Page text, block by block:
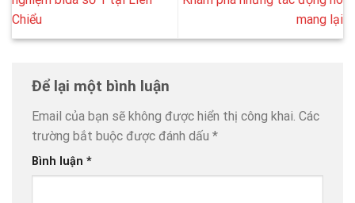
Chiểu
mang lại
Để lại một bình luận
Email của bạn sẽ không được hiển thị công khai. Các
trường bắt buộc được đánh dấu *
Bình luận *